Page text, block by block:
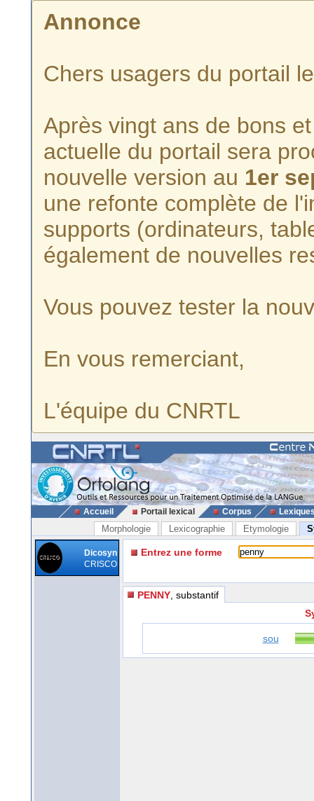
Annonce
Chers usagers du portail
Après vingt ans de bons
actuelle du portail sera
nouvelle version au 1er
une refonte complète de
supports (ordinateurs,
également de nouvelles
Vous pouvez tester la
En vous remerciant,
L'équipe du CNRTL
Accueil Portail lexical Corpus
Morphologie Lexicographie Etymologie
Dicosyn
CRISCO
Entrez une forme
PENNY , substantif
sou